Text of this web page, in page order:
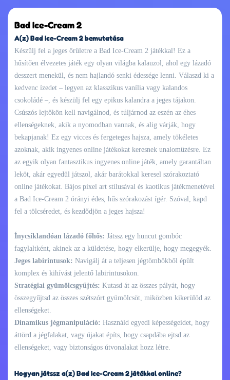
Bad Ice-Cream 2
A(z) Bad Ice-Cream 2 bemutatása
Készülj fel a jeges őrületre a Bad Ice-Cream 2 játékkal! Ez a
hűsítően élvezetes játék egy olyan világba kalauzol, ahol egy lázadó
desszert menekül, és nem hajlandó senki édessége lenni. Válaszd ki a
kedvenc ízedet – legyen az klasszikus vanília vagy kalandos
csokoládé –, és készülj fel egy epikus kalandra a jeges tájakon.
Csúszós lejtőkön kell navigálnod, és túljárnod az eszén az éhes
ellenségeknek, akik a nyomodban vannak, és alig várják, hogy
bekapjanak! Ez egy vicces és fergeteges hajsza, amely tökéletes
azoknak, akik ingyenes online játékokat keresnek unaloműzésre. Ez
az egyik olyan fantasztikus ingyenes online játék, amely garantáltan
leköt, akár egyedül játszol, akár barátokkal keresel szórakoztató
online játékokat. Bájos pixel art stílusával és kaotikus játékmenetével
a Bad Ice-Cream 2 órányi édes, hűs szórakozást ígér. Szóval, kapd
fel a tölcséredet, és kezdődjön a jeges hajsza!
Ínycsiklandóan lázadó főhős: Játssz egy huncut gombóc
fagylaltként, akinek az a küldetése, hogy elkerülje, hogy megegyék.
Jeges labirintusok: Navigálj át a teljesen jégtömbökből épült
komplex és kihívást jelentő labirintusokon.
Stratégiai gyümölcsgyűjtés: Kutasd át az összes pályát, hogy
összegyűjtsd az összes szétszórt gyümölcsöt, miközben kikerülöd az
ellenségeket.
Dinamikus jégmanipuláció: Használd egyedi képességeidet, hogy
áttörd a jégfalakat, vagy újakat építs, hogy csapdába ejtsd az
ellenségeket, vagy biztonságos útvonalakat hozz létre.
Hogyan játssz a(z) Bad Ice-Cream 2 játékkal online?